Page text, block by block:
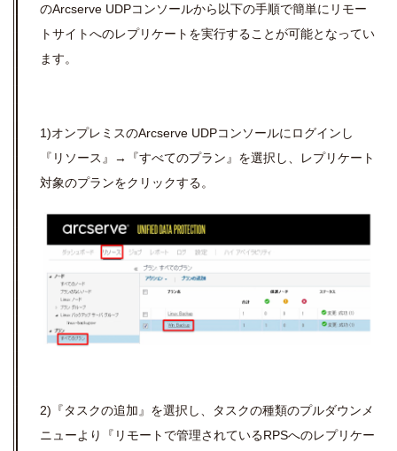
のArcserve UDPコンソールから以下の手順で簡単にリモー
トサイトへのレプリケートを実行することが可能となってい
ます。
1)オンプレミスのArcserve UDPコンソールにログインし
『リソース』→『すべてのプラン』を選択し、レプリケート
対象のプランをクリックする。
2)『タスクの追加』を選択し、タスクの種類のプルダウンメ
ニューより『リモートで管理されているRPSへのレプリケー